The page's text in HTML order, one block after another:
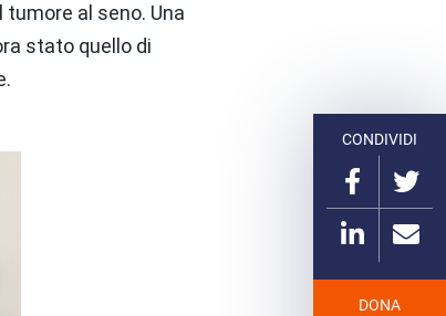
CONDIVIDI
su
su
su
DONA
al seno. Una
stato quello di